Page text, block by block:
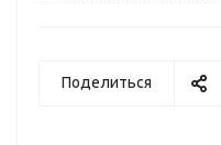
Поделиться